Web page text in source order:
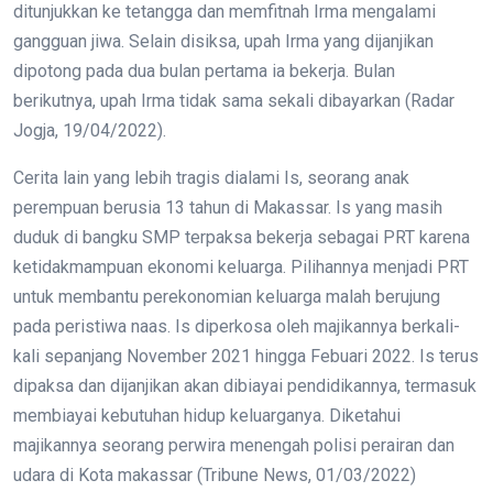
ditunjukkan ke tetangga dan memfitnah Irma mengalami
gangguan jiwa. Selain disiksa, upah Irma yang dijanjikan
dipotong pada dua bulan pertama ia bekerja. Bulan
berikutnya, upah Irma tidak sama sekali dibayarkan (Radar
Jogja, 19/04/2022).
Cerita lain yang lebih tragis dialami Is, seorang anak
perempuan berusia 13 tahun di Makassar. Is yang masih
duduk di bangku SMP terpaksa bekerja sebagai PRT karena
ketidakmampuan ekonomi keluarga. Pilihannya menjadi PRT
untuk membantu perekonomian keluarga malah berujung
pada peristiwa naas. Is diperkosa oleh majikannya berkali-
kali sepanjang November 2021 hingga Febuari 2022. Is terus
dipaksa dan dijanjikan akan dibiayai pendidikannya, termasuk
membiayai kebutuhan hidup keluarganya. Diketahui
majikannya seorang perwira menengah polisi perairan dan
udara di Kota makassar (Tribune News, 01/03/2022)